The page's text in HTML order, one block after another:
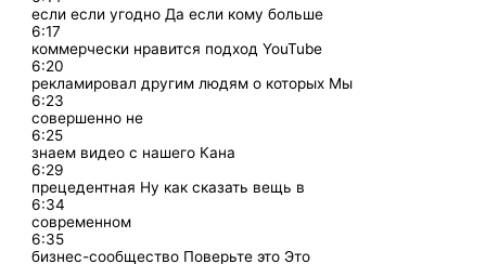
если если угодно Да если кому больше
6:17
коммерчески нравится подход YouTube
6:20
рекламировал другим людям о которых Мы
6:23
совершенно не
6:25
знаем видео с нашего Кана
6:29
прецедентная Ну как сказать вещь в
6:34
современном
6:35
бизнес-сообщество Поверьте это Это